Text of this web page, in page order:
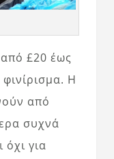
£20 έως
Η
από
συχνά
για